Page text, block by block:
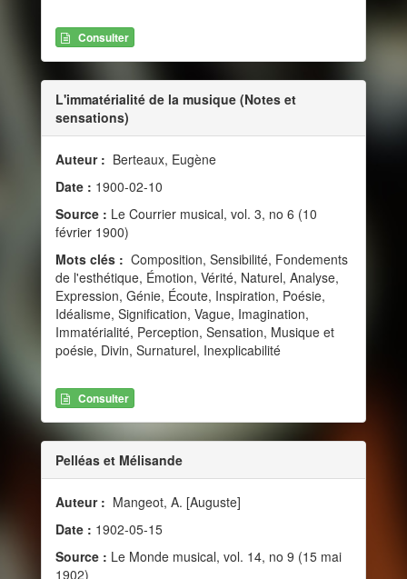
Consulter
L'immatérialité de la musique (Notes et
sensations)
Auteur : Berteaux, Eugène
Date : 1900-02-10
Source : Le Courrier musical, vol. 3, no 6 (10
février 1900)
Mots clés : Composition, Sensibilité, Fondements
de l'esthétique, Émotion, Vérité, Naturel, Analyse,
Expression, Génie, Écoute, Inspiration, Poésie,
Idéalisme, Signification, Vague, Imagination,
Immatérialité, Perception, Sensation, Musique et
poésie, Divin, Surnaturel, Inexplicabilité
Consulter
Pelléas et Mélisande
Auteur : Mangeot, A. [Auguste]
Date : 1902-05-15
Source : Le Monde musical, vol. 14, no 9 (15 mai
1902)